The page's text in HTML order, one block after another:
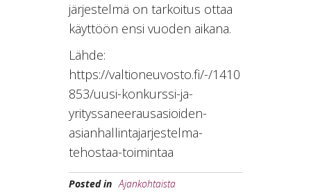
järjestelmä on tarkoitus ottaa
käyttöön ensi vuoden aikana.
Lähde:
https://valtioneuvosto.fi/-/1410
853/uusi-konkurssi-ja-
yrityssaneerausasioiden-
asianhallintajarjestelma-
tehostaa-toimintaa
Posted in Ajankohtaista